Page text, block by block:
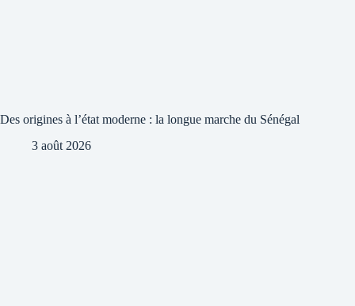
Des origines à l’état moderne : la longue marche du Sénégal
3 août 2026